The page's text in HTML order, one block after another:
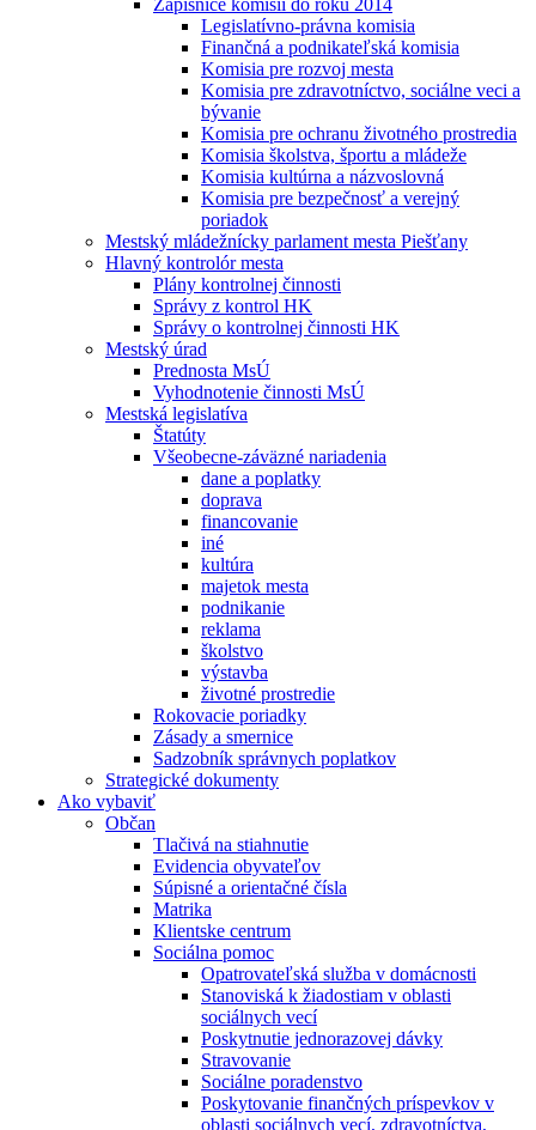
Zápisnice komisií do roku 2014
Legislatívno-právna komisia
Finančná a podnikateľská komisia
Komisia pre rozvoj mesta
Komisia pre zdravotníctvo, sociálne veci a
bývanie
Komisia pre ochranu životného prostredia
Komisia školstva, športu a mládeže
Komisia kultúrna a názvoslovná
Komisia pre bezpečnosť a verejný
poriadok
Mestský mládežnícky parlament mesta Piešťany
Hlavný kontrolór mesta
Plány kontrolnej činnosti
Správy z kontrol HK
Správy o kontrolnej činnosti HK
Mestský úrad
Prednosta MsÚ
Vyhodnotenie činnosti MsÚ
Mestská legislatíva
Štatúty
Všeobecne-záväzné nariadenia
dane a poplatky
doprava
financovanie
iné
kultúra
majetok mesta
podnikanie
reklama
školstvo
výstavba
životné prostredie
Rokovacie poriadky
Zásady a smernice
Sadzobník správnych poplatkov
Strategické dokumenty
Ako vybaviť
Občan
Tlačivá na stiahnutie
Evidencia obyvateľov
Súpisné a orientačné čísla
Matrika
Klientske centrum
Sociálna pomoc
Opatrovateľská služba v domácnosti
Stanoviská k žiadostiam v oblasti
sociálnych vecí
Poskytnutie jednorazovej dávky
Stravovanie
Sociálne poradenstvo
Poskytovanie finančných príspevkov v
oblasti sociálnych vecí, zdravotníctva,